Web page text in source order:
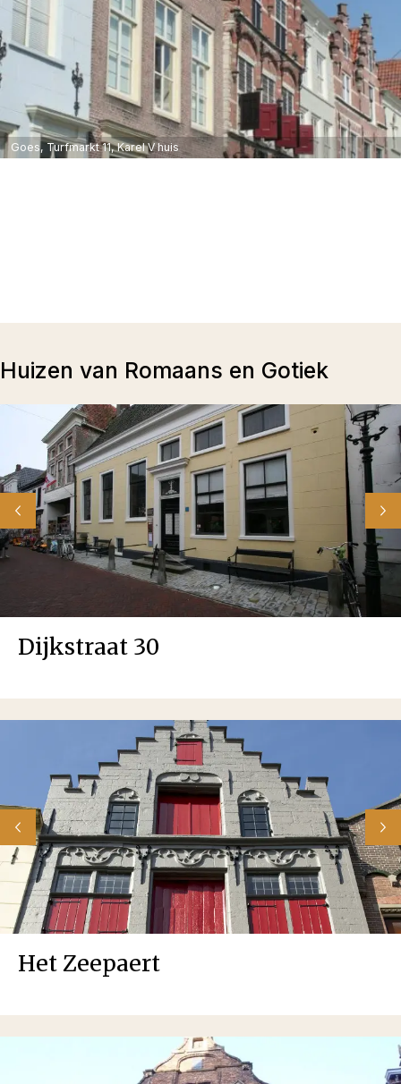
Goes, Turfmarkt 11, Karel V huis
Huizen van Romaans en Gotiek
Dijkstraat 30
Het Zeepaert